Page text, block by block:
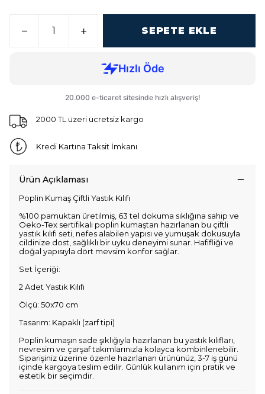
SEPETE EKLE
2000 TL üzeri ücretsiz kargo
Kredi Kartına Taksit İmkanı
Ürün Açıklaması
Poplin Kumaş Çiftli Yastık Kılıfı
%100 pamuktan üretilmiş, 63 tel dokuma sıklığına sahip ve
Oeko-Tex sertifikalı poplin kumaştan hazırlanan bu çiftli
yastık kılıfı seti, nefes alabilen yapısı ve yumuşak dokusuyla
cildinize dost, sağlıklı bir uyku deneyimi sunar. Hafifliği ve
doğal yapısıyla dört mevsim konfor sağlar.
Set İçeriği:
2 Adet Yastık Kılıfı
Ölçü: 50x70 cm
Tasarım: Kapaklı (zarf tipi)
Poplin kumaşın sade şıklığıyla hazırlanan bu yastık kılıfları,
nevresim ve çarşaf takımlarınızla kolayca kombinlenebilir.
Siparişiniz üzerine özenle hazırlanan ürününüz, 3-7 iş günü
içinde kargoya teslim edilir. Günlük kullanım için pratik ve
estetik bir seçimdir.